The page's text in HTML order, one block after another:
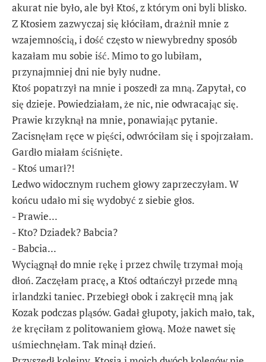
akurat nie było, ale był Ktoś, z którym oni byli blisko.
Z Ktosiem zazwyczaj się kłóciłam, drażnił mnie z
wzajemnością, i dość często w niewybredny sposób
kazałam mu sobie iść. Mimo to go lubiłam,
przynajmniej dni nie były nudne.
Ktoś popatrzył na mnie i poszedł za mną. Zapytał, co
się dzieje. Powiedziałam, że nic, nie odwracając się.
Prawie krzyknął na mnie, ponawiając pytanie.
Zacisnęłam ręce w pięści, odwróciłam się i spojrzałam.
Gardło miałam ściśnięte.
- Ktoś umarł?!
Ledwo widocznym ruchem głowy zaprzeczyłam. W
końcu udało mi się wydobyć z siebie głos.
- Prawie...
- Kto? Dziadek? Babcia?
- Babcia...
Wyciągnął do mnie rękę i przez chwilę trzymał moją
dłoń. Zaczęłam pracę, a Ktoś odtańczył przede mną
irlandzki taniec. Przebiegł obok i zakręcił mną jak
Kozak podczas pląsów. Gadał głupoty, jakich mało, tak,
że kręciłam z politowaniem głową. Może nawet się
uśmiechnęłam. Tak minął dzień.